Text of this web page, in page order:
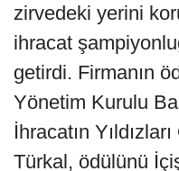
zirvedeki yerini
ihracat
getirdi. Firmanın
Yönetim Kurulu
İhracatın
Türkal, ödülünü